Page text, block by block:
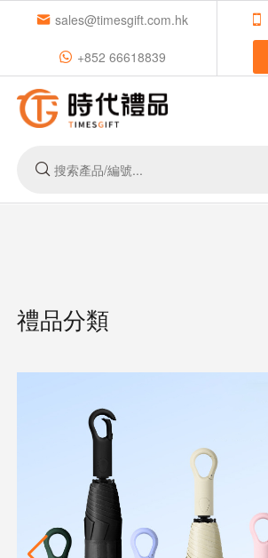
sales@timesgift.com.hk
+852 66618839
禮品分類